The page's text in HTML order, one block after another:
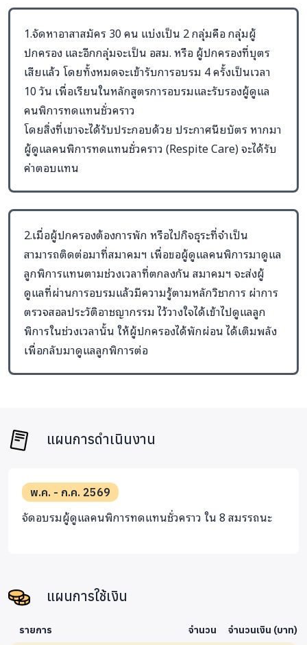
รับรองผู้ดูแลคนพิการทดแทนชั่วคราว
ระยะเวลาอบรมรวม90ชั่วโมง
หมวดที่1 :ฐานความเข้าใจและกรอบคิดการ
ดูแล (18ชั่วโมง)
ลำดับ
ชื่อ
รายวิชา
สาระสำคัญ
ชม.
(ท/
สมรร
1
บริบทคน
พิการ
รุนแรง
และ
ครอบครัว
ไทย
สถานการณ์
คนพิการ
รุนแรง
บทบาทบ้าน
ในฐานะพื้นที่
ดูแล ภาระผู้
ดูแล
3/–
2
ศักดิ์ศรี
สิทธิคนพิการ
และ
ความรับ
ผิดชอบ
ปกครอง การ
คุ้มครองผู้
4
ระบบ
ประสานงาน
1.จัดหาอาสาสมัคร 30 คน แบ่งเป็น 2 กลุ่มคือ กลุ่มผู้
ปกครอง และอีกกลุ่มจะเป็น อสม. หรือ ผู้ปกครองที่บุตร
เสียแล้ว โดยทั้งหมดจะเข้ารับการอบรม 4 ครั้งเป็นเวลา
10 วัน เพื่อเรียนในหลักสูตรการอบรมและรับรองผู้ดูแล
คนพิการทดแทนชั่วคราว
โดยสิ่งที่เขาจะได้รับประกอบด้วย ประกาศนียบัตร หากมา
ผู้ดูแลคนพิการทดแทนชั่วคราว (Respite Care) จะได้รับ
ค่าตอบแทน
2.เมื่อผู้ปกครองต้องการพัก หรือไปกิจธุระที่จำเป็น
สามารถติดต่อมาที่สมาคมฯ เพื่อขอผู้ดูแลคนพิการมาดูแล
ลูกพิการแทนตามช่วงเวลาที่ตกลงกัน สมาคมฯ จะส่งผู้
ดูแลที่ผ่านการอบรมแล้วมีความรู้ตามหลักวิชาการ ผ่าการ
ตรวจสอลประวัติอาชญากรรม ไว้วางใจได้เข้าไปดูแลลูก
พิการในช่วงเวลานั้น ให้ผู้ปกครองได้พักผ่อน ได้เติมพลัง
เพื่อกลับมาดูแลลูกพิการต่อ
แผนการดำเนินงาน
พ.ค. - ก.ค. 2569
จัดอบรมผู้ดูแลคนพิการทดแทนชั่วคราว ใน 8 สมรรถนะ
แผนการใช้เงิน
รายการ จำนวน จำนวนเงิน (บาท)